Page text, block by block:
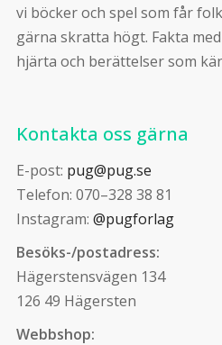
vi böcker och spel som får
gärna skratta högt. Fakta
hjärta och berättelser som
Kontakta oss gärna
E-post: pug@pug.se
Telefon: 070–328 38 81
Instagram: @pugforlag
Besöks-/postadress:
Hägerstensvägen 134
126 49 Hägersten
Webbshop: